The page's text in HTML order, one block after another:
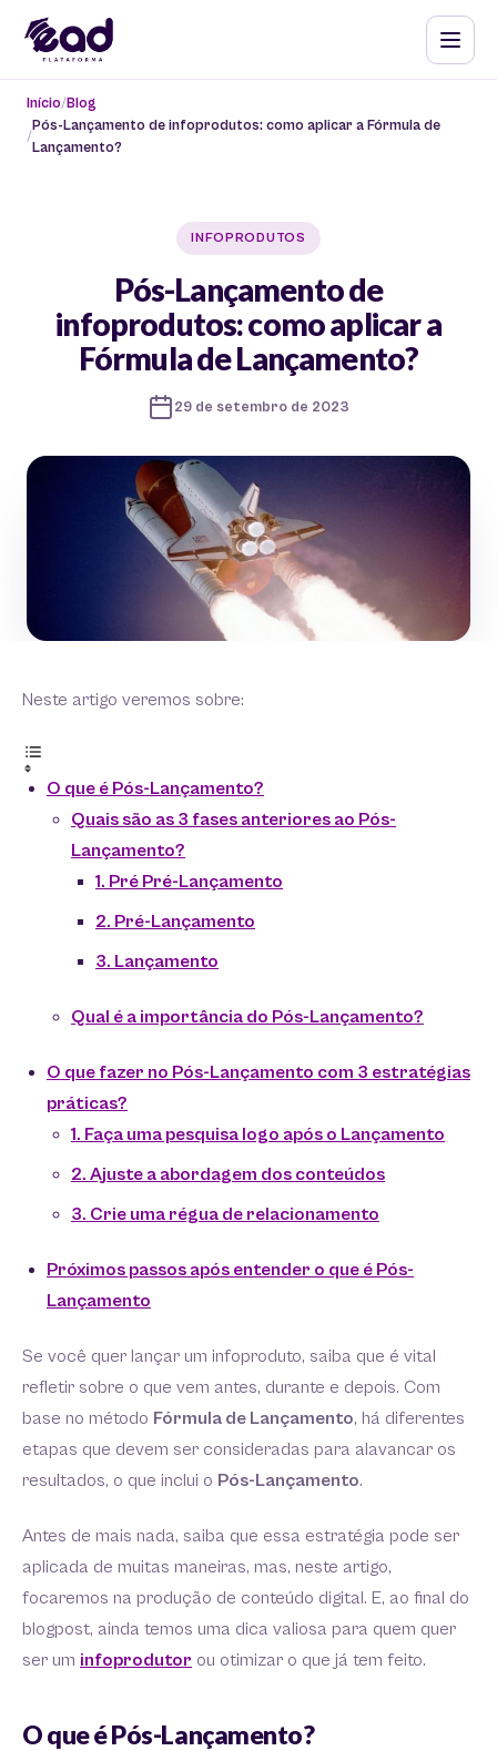
Início Blog
Pós-Lançamento de infoprodutos: como aplicar a Fórmula de
Lançamento?
INFOPRODUTOS
Pós-Lançamento de
infoprodutos: como aplicar a
Fórmula de Lançamento?
29 de setembro de 2023
Neste artigo veremos sobre:
O que é Pós-Lançamento?
Quais são as 3 fases anteriores ao Pós-
Lançamento?
1. Pré Pré-Lançamento
2. Pré-Lançamento
3. Lançamento
Qual é a importância do Pós-Lançamento?
O que fazer no Pós-Lançamento com 3 estratégias
práticas?
1. Faça uma pesquisa logo após o Lançamento
2. Ajuste a abordagem dos conteúdos
3. Crie uma régua de relacionamento
Próximos passos após entender o que é Pós-
Lançamento
Se você quer lançar um infoproduto, saiba que é vital
refletir sobre o que vem antes, durante e depois. Com
base no método Fórmula de Lançamento, há diferentes
etapas que devem ser consideradas para alavancar os
resultados, o que inclui o Pós-Lançamento.
Antes de mais nada, saiba que essa estratégia pode ser
aplicada de muitas maneiras, mas, neste artigo,
focaremos na produção de conteúdo digital. E, ao final do
blogpost, ainda temos uma dica valiosa para quem quer
ser um infoprodutor ou otimizar o que já tem feito.
O que é Pós-Lançamento?